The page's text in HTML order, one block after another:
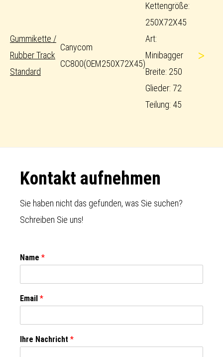
Gummikette /
Rubber Track
Standard
Canycom
CC800(OEM250X72X45)
Kettengröße:
250X72X45
Art:
Minibagger
Breite: 250
Glieder: 72
Teilung: 45
>
Footer
Kontakt aufnehmen
Sie haben nicht das gefunden, was Sie suchen?
Schreiben Sie uns!
Name *
Email *
Ihre Nachricht *